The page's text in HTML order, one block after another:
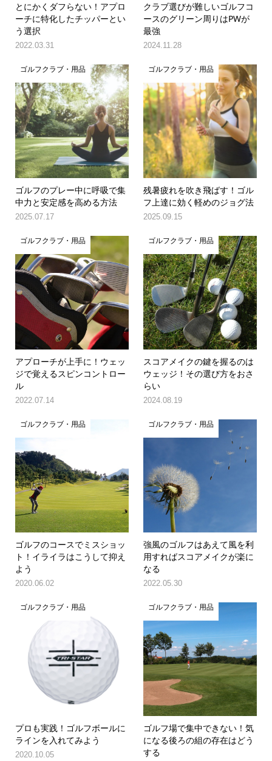
とにかくダフらない！アプロ
ーチに特化したチッパーとい
う選択
2022.03.31
クラブ選びが難しいゴルフコ
ースのグリーン周りはPWが
最強
2024.11.28
ゴルフクラブ・用品
ゴルフのプレー中に呼吸で集
中力と安定感を高める方法
2025.07.17
ゴルフクラブ・用品
残暑疲れを吹き飛ばす！ゴル
フ上達に効く軽めのジョグ法
2025.09.15
ゴルフクラブ・用品
アプローチが上手に！ウェッ
ジで覚えるスピンコントロー
ル
2022.07.14
ゴルフクラブ・用品
スコアメイクの鍵を握るのは
ウェッジ！その選び方をおさ
らい
2024.08.19
ゴルフクラブ・用品
ゴルフのコースでミスショッ
ト！イライラはこうして抑え
よう
2020.06.02
ゴルフクラブ・用品
強風のゴルフはあえて風を利
用すればスコアメイクが楽に
なる
2022.05.30
ゴルフクラブ・用品
プロも実践！ゴルフボールに
ラインを入れてみよう
2020.10.05
ゴルフクラブ・用品
ゴルフ場で集中できない！気
になる後ろの組の存在はどう
する